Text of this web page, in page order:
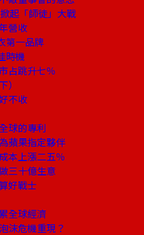
起「師徒」大戰
營收
第一品牌
時機
占跳升七％
不收
球的專利
蘋果指定夥伴
本上漲二五％
三十億生意
好戰士
全球經濟
沫危機重現？